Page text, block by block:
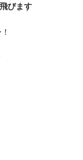
びます